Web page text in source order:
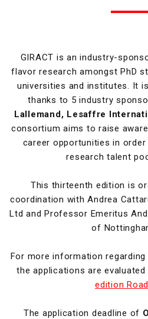
GIRACT is an industry-
flavor research amongst PhD
universities and institutes. It
thanks to 5 industry
Lallemand, Lesaffre
consortium aims to raise
career opportunities in
research talent
This thirteenth edition is
coordination with Andrea
Ltd and Professor Emeritus
of
For more information
the applications are
edition
The application deadline of